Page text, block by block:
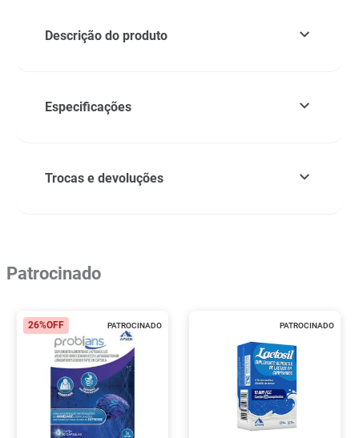
Descrição do produto
Especificações
Trocas e devoluções
Patrocinado
PATROCINADO
26%OFF PATROCINADO